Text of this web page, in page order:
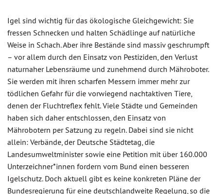
Igel sind wichtig für das ökologische Gleichgewicht: Sie
fressen Schnecken und halten Schädlinge auf natürliche
Weise in Schach. Aber ihre Bestände sind massiv geschrumpft
– vor allem durch den Einsatz von Pestiziden, den Verlust
naturnaher Lebensräume und zunehmend durch Mähroboter.
Sie werden mit ihren scharfen Messern immer mehr zur
tödlichen Gefahr für die vorwiegend nachtaktiven Tiere,
denen der Fluchtreflex fehlt. Viele Städte und Gemeinden
haben sich daher entschlossen, den Einsatz von
Mährobotern per Satzung zu regeln. Dabei sind sie nicht
allein: Verbände, der Deutsche Städtetag, die
Landesumweltminister sowie eine Petition mit über 160.000
Unterzeichner*innen fordern vom Bund einen besseren
Igelschutz. Doch aktuell gibt es keine konkreten Pläne der
Bundesregierung für eine deutschlandweite Regelung, so die